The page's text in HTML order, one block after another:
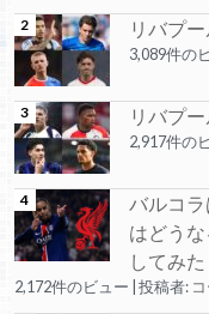
リバプ
3,089件の
リバプ
2,917件の
バルコ
はどう
してみた
2,172件のビュー 投稿者: